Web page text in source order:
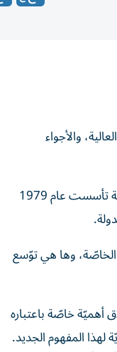
والأجواء
تعود ملكيّة وإدارة «فابيانو» في الإمارات إلى مجموعة الأهلية (شركة الأهلية للتجارة العامّة)، وهي مؤسسة اقتصاديّة تأسست عام 1979
الخاصّة، وها هي توّسع
أهميّة خاصّة باعتباره
لهذا المفهوم الجديد.